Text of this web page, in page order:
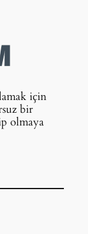
için
bir
olmaya